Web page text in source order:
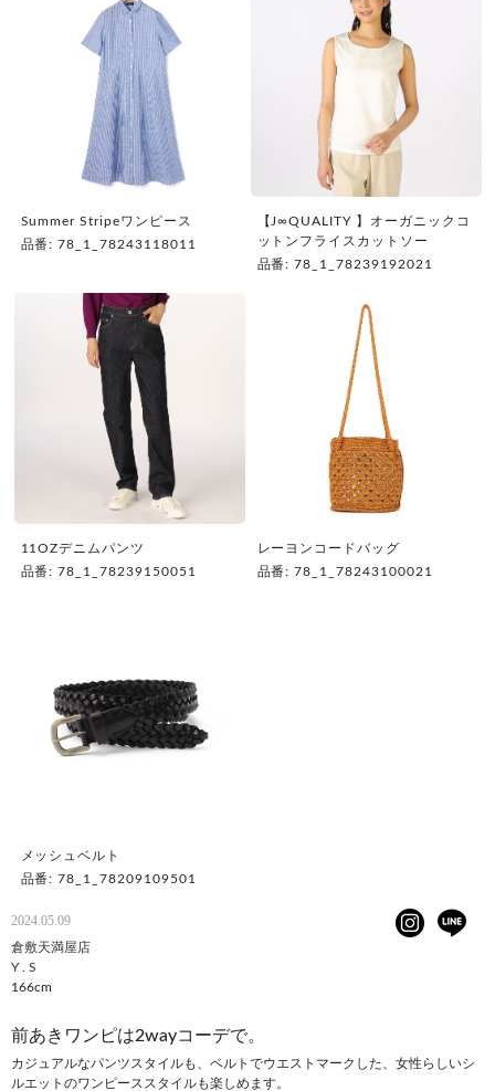
Summer Stripeワンピース
品番: 78_1_78243118011
【J∞QUALITY 】オーガニックコ
ットンフライスカットソー
品番: 78_1_78239192021
11OZデニムパンツ
品番: 78_1_78239150051
レーヨンコードバッグ
品番: 78_1_78243100021
メッシュベルト
品番: 78_1_78209109501
2024.05.09
倉敷天満屋店
Y . S
166cm
前あきワンピは2wayコーデで。
カジュアルなパンツスタイルも、ベルトでウエストマークした、女性らしいシ
ルエットのワンピーススタイルも楽しめます。